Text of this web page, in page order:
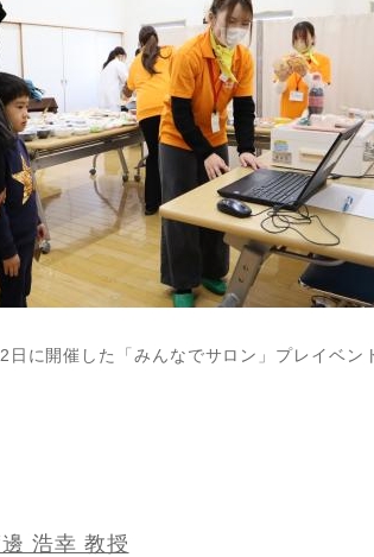
日に開催した「みんなでサロン」プレイベ
浩幸 教授